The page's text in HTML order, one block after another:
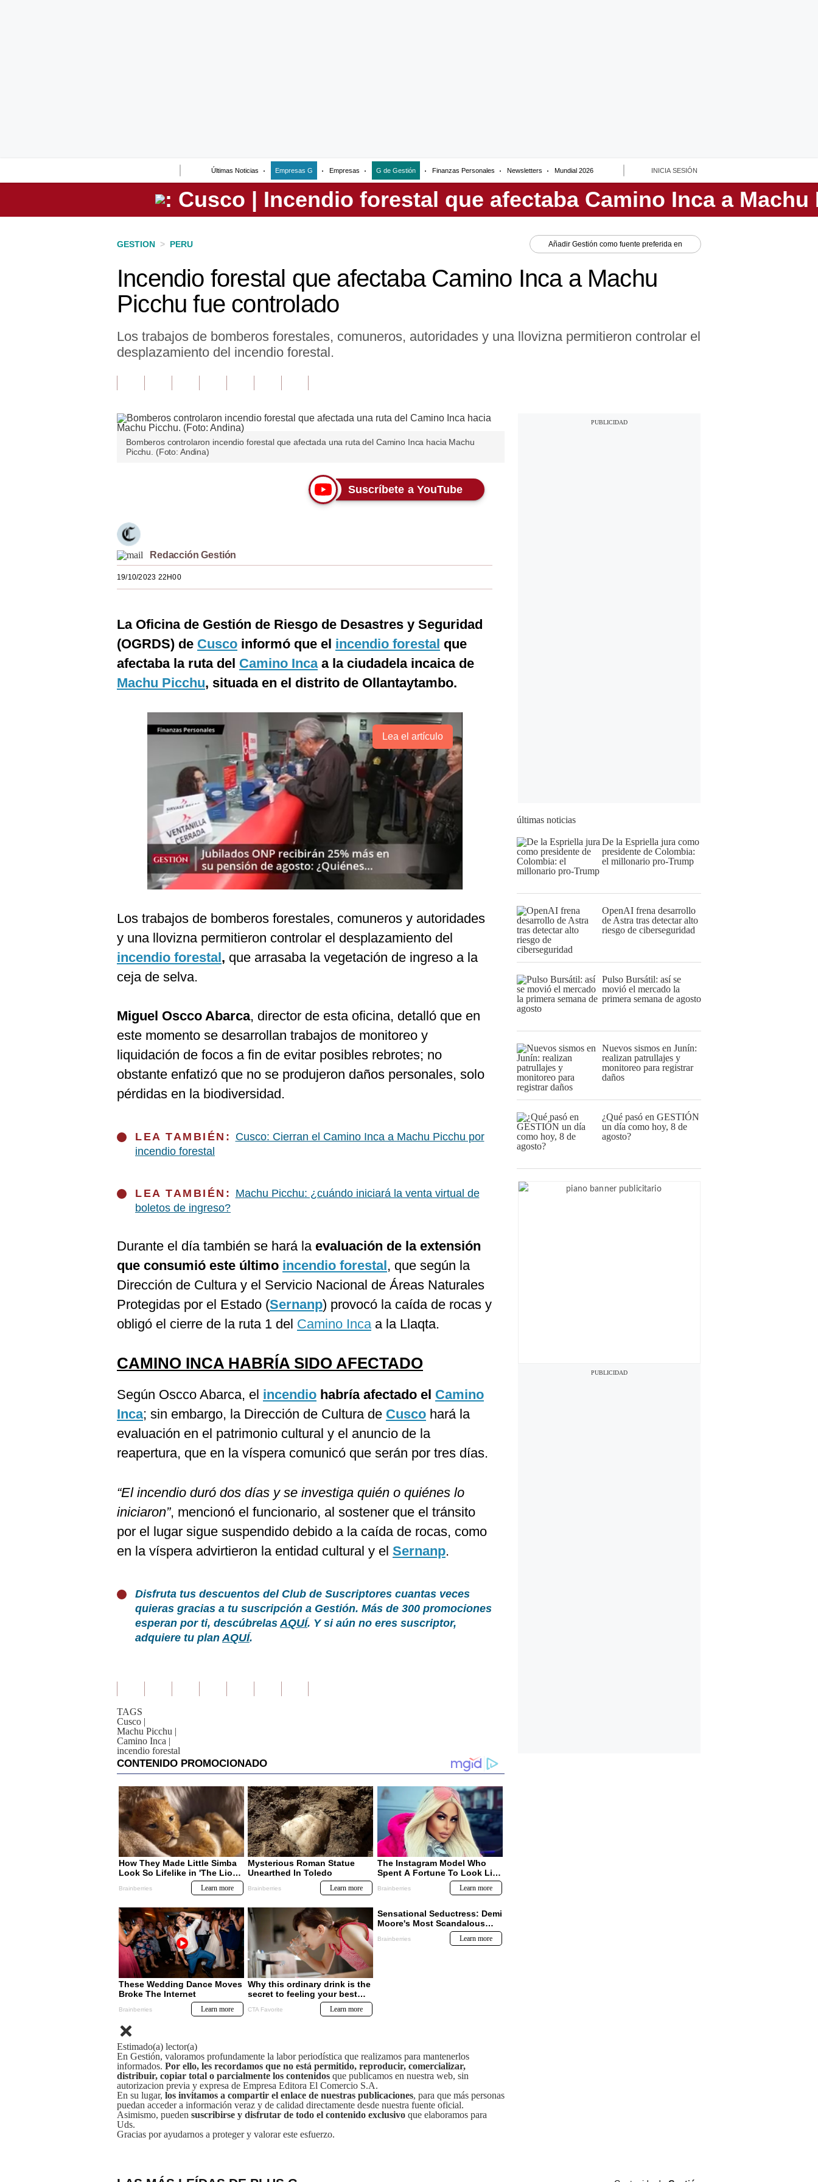
Últimas Noticias Empresas G Empresas G de Gestión Finanzas Personales Newsletters Mundial 2026 INICIA SESIÓN
Perú
GESTION > PERU Añadir Gestión como fuente preferida en
Incendio forestal que afectaba Camino Inca a Machu
Picchu fue controlado
Los trabajos de bomberos forestales, comuneros, autoridades y una llovizna permitieron controlar el
desplazamiento del incendio forestal.
Bomberos controlaron incendio forestal que afectada una ruta del Camino Inca hacia Machu
Picchu. (Foto: Andina)
Suscríbete a YouTube
Redacción Gestión
19/10/2023 22H00
La Oficina de Gestión de Riesgo de Desastres y Seguridad
(OGRDS) de Cusco informó que el incendio forestal que
afectaba la ruta del Camino Incaa la ciudadela incaica de
Machu Picchu, situada en el distrito de Ollantaytambo.
Lea el artículo
Los trabajos de bomberos forestales, comuneros y autoridades
y una llovizna permitieron controlar el desplazamiento del
incendio forestal, que arrasaba la vegetación de ingreso a la
ceja de selva.
Miguel Oscco Abarca, director de esta oficina, detalló que en
este momento se desarrollan trabajos de monitoreo y
liquidación de focos a fin de evitar posibles rebrotes; no
obstante enfatizó que no se produjeron daños personales, solo
pérdidas en la biodiversidad.
LEA TAMBIÉN: Cusco: Cierran el Camino Inca a Machu Picchu por
incendio forestal
LEA TAMBIÉN: Machu Picchu: ¿cuándo iniciará la venta virtual de
boletos de ingreso?
Durante el día también se hará la evaluación de la extensión
que consumió este último incendio forestal, que según la
Dirección de Cultura y el Servicio Nacional de Áreas Naturales
Protegidas por el Estado (Sernanp) provocó la caída de rocas y
obligó el cierre de la ruta 1 del Camino Incaa la Llaqta.
CAMINO INCA HABRÍA SIDO AFECTADO
Según Oscco Abarca, el incendio habría afectado el Camino
Inca; sin embargo, la Dirección de Cultura de Cusco hará la
evaluación en el patrimonio cultural y el anuncio de la
reapertura, que en la víspera comunicó que serán por tres días.
“El incendio duró dos días y se investiga quién o quiénes lo
iniciaron”, mencionó el funcionario, al sostener que el tránsito
por el lugar sigue suspendido debido a la caída de rocas, como
en la víspera advirtieron la entidad cultural y el Sernanp.
Disfruta tus descuentos del Club de Suscriptores cuantas veces
quieras gracias a tu suscripción a Gestión. Más de 300 promociones
esperan por ti, descúbrelasAQUÍ. Y si aún no eres suscriptor,
adquiere tu planAQUÍ.
TAGS
Cusco |
Machu Picchu |
Camino Inca |
incendio forestal
Estimado(a) lector(a)
En Gestión, valoramos profundamente la labor periodística que realizamos para mantenerlos
informados. Por ello, les recordamos que no está permitido, reproducir, comercializar,
distribuir, copiar total o parcialmente los contenidos que publicamos en nuestra web, sin
autorizacion previa y expresa de Empresa Editora El Comercio S.A.
En su lugar, los invitamos a compartir el enlace de nuestras publicaciones, para que más personas
puedan acceder a información veraz y de calidad directamente desde nuestra fuente oficial.
Asimismo, pueden suscribirse y disfrutar de todo el contenido exclusivo que elaboramos para
Uds.
Gracias por ayudarnos a proteger y valorar este esfuerzo.
últimas noticias
De la Espriella jura como
presidente de Colombia:
el millonario pro-Trump
OpenAI frena desarrollo
de Astra tras detectar alto
riesgo de ciberseguridad
Pulso Bursátil: así se
movió el mercado la
primera semana de agosto
Nuevos sismos en Junín:
realizan patrullajes y
monitoreo para registrar
daños
¿Qué pasó en GESTIÓN
un día como hoy, 8 de
agosto?